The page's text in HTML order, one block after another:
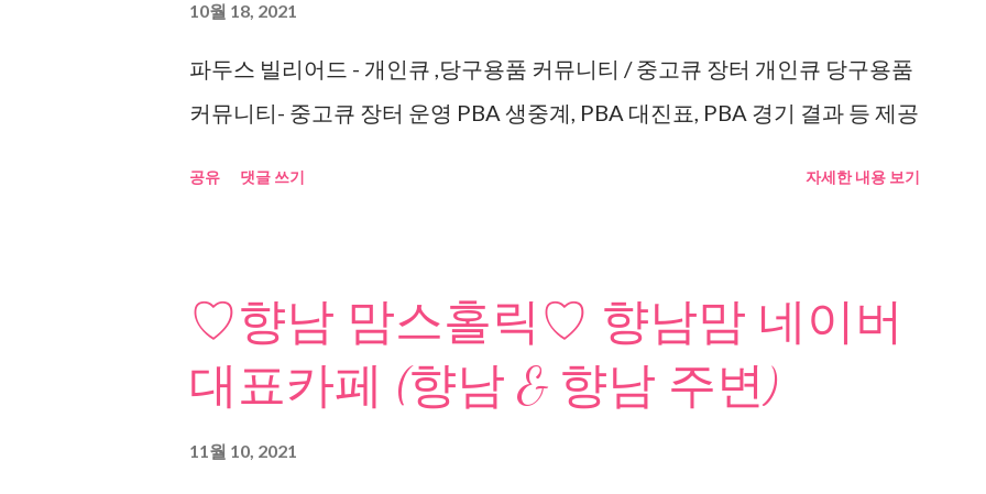
10월 18, 2021
파두스 빌리어드 - 개인큐 ,당구용품 커뮤니티 / 중고큐 장터 개인큐 당구용품
커뮤니티- 중고큐 장터 운영 PBA 생중계, PBA 대진표, PBA 경기 결과 등 제공
공유 댓글 쓰기 자세한 내용 보기
♡향남 맘스홀릭♡ 향남맘 네이버
대표카페 (향남 & 향남 주변)
11월 10, 2021